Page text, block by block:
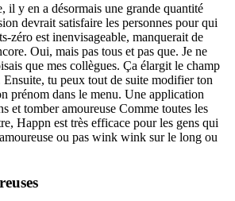
il y en a désormais une grande quantité
devrait satisfaire les personnes pour qui
zéro est inenvisageable, manquerait de
Oui, mais pas tous et pas que. Je ne
que mes collègues. Ça élargit le champ
Ensuite, tu peux tout de suite modifier ton
prénom dans le menu. Une application
et tomber amoureuse Comme toutes les
Happn est très efficace pour les gens qui
ou pas wink wink sur le long ou